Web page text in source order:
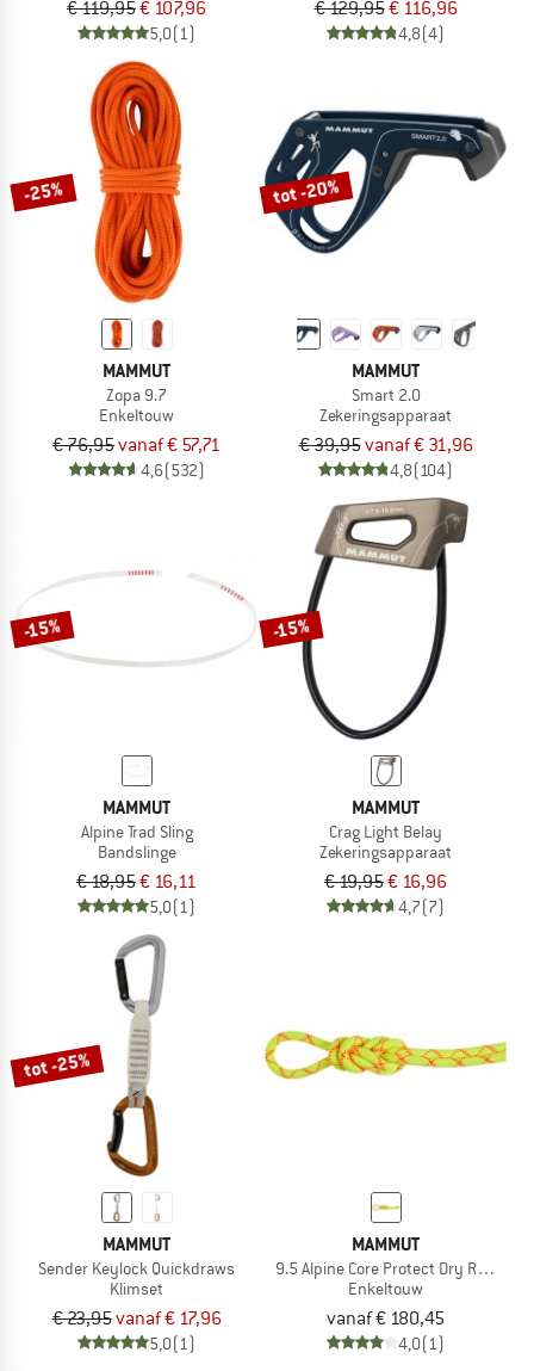
€ 119,95€ 107,96
5,0(1)
€ 129,95€ 116,96
4,8(4)
-25%
MAMMUT
Zopa 9.7
Enkeltouw
€ 76,95vanaf € 57,71
4,6(532)
tot -20%
MAMMUT
Smart 2.0
Zekeringsapparaat
€ 39,95vanaf € 31,96
4,8(104)
-15%
MAMMUT
Alpine Trad Sling
Bandslinge
€ 18,95€ 16,11
5,0(1)
-15%
MAMMUT
Crag Light Belay
Zekeringsapparaat
€ 19,95€ 16,96
4,7(7)
tot -25%
MAMMUT
Sender Keylock Quickdraws
Klimset
€ 23,95vanaf € 17,96
5,0(1)
MAMMUT
9.5 Alpine Core Protect Dry Rope
Enkeltouw
vanaf € 180,45
4,0(1)